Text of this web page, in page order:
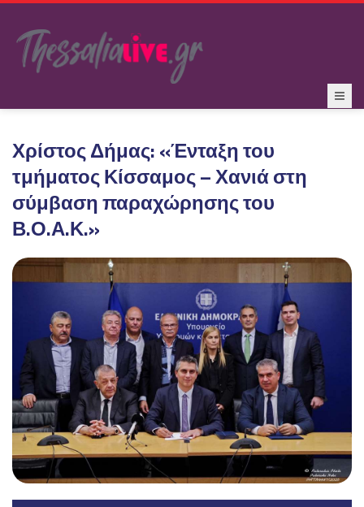
Χρίστος Δήμας: «Ένταξη του
τμήματος Κίσσαμος – Χανιά στη
σύμβαση παραχώρησης του
Β.Ο.Α.Κ.»